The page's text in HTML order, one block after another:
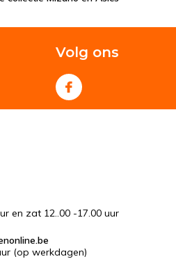
Volg ons
en zat 12..00 -17.00 uur
(op werkdagen)